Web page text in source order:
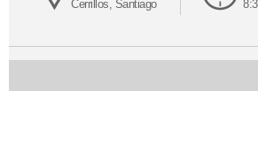
Cerrillos, Santiago